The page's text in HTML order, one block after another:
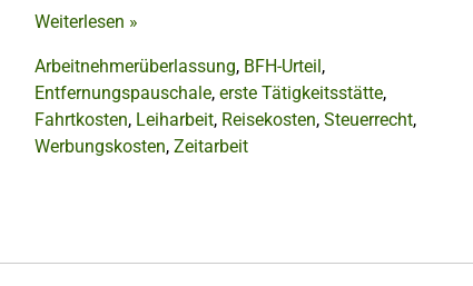
Weiterlesen »
Arbeitnehmerüberlassung, BFH-Urteil,
Entfernungspauschale, erste Tätigkeitsstätte,
Fahrtkosten, Leiharbeit, Reisekosten, Steuerrecht,
Werbungskosten, Zeitarbeit